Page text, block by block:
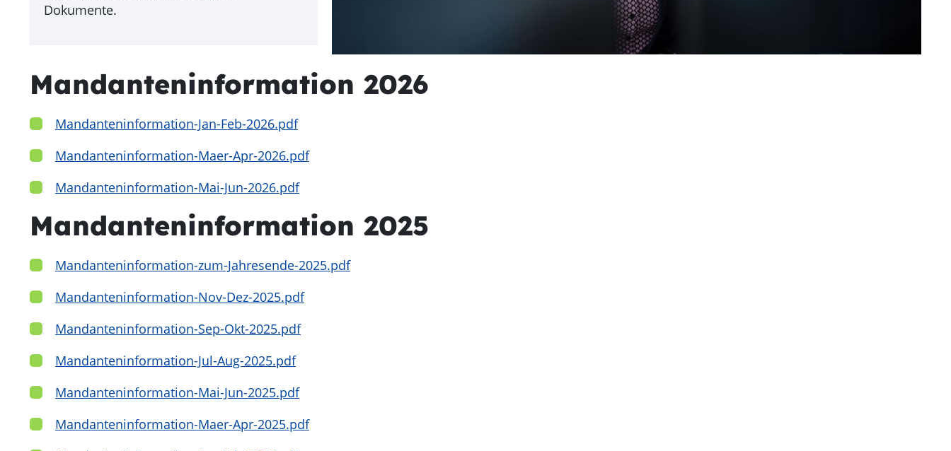
Dokumente.
Mandanteninformation 2026
Mandanteninformation-Jan-Feb-2026.pdf
Mandanteninformation-Maer-Apr-2026.pdf
Mandanteninformation-Mai-Jun-2026.pdf
Mandanteninformation 2025
Mandanteninformation-zum-Jahresende-2025.pdf
Mandanteninformation-Nov-Dez-2025.pdf
Mandanteninformation-Sep-Okt-2025.pdf
Mandanteninformation-Jul-Aug-2025.pdf
Mandanteninformation-Mai-Jun-2025.pdf
Mandanteninformation-Maer-Apr-2025.pdf